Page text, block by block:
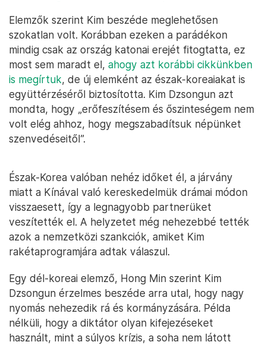
Elemzők szerint Kim beszéde meglehetősen
szokatlan volt. Korábban ezeken a parádékon
mindig csak az ország katonai erejét fitogtatta, ez
most sem maradt el, ahogy azt korábbi cikkünkben
is megírtuk, de új elemként az észak-koreaiakat is
együttérzéséről biztosította. Kim Dzsongun azt
mondta, hogy „erőfeszítésem és őszinteségem nem
volt elég ahhoz, hogy megszabadítsuk népünket
szenvedéseitől”.
Észak-Korea valóban nehéz időket él, a járvány
miatt a Kínával való kereskedelmük drámai módon
visszaesett, így a legnagyobb partnerüket
veszítették el. A helyzetet még nehezebbé tették
azok a nemzetközi szankciók, amiket Kim
rakétaprogramjára adtak válaszul.
Egy dél-koreai elemző, Hong Min szerint Kim
Dzsongun érzelmes beszéde arra utal, hogy nagy
nyomás nehezedik rá és kormányzására. Példa
nélküli, hogy a diktátor olyan kifejezéseket
használt, mint a súlyos krízis, a soha nem látott